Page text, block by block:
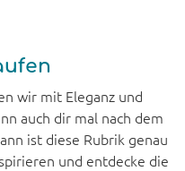
wir mit Eleganz und
auch dir mal nach dem
ist diese Rubrik genau
und entdecke die